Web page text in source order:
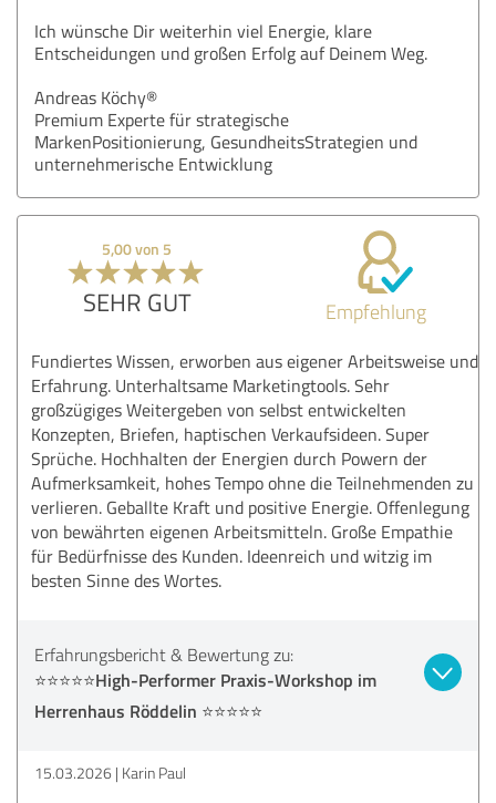
Ich wünsche Dir weiterhin viel Energie, klare
Entscheidungen und großen Erfolg auf Deinem Weg.
Andreas Köchy®
Premium Experte für strategische
MarkenPositionierung, GesundheitsStrategien und
unternehmerische Entwicklung
5,00 von 5
SEHR GUT Empfehlung
Fundiertes Wissen, erworben aus eigener Arbeitsweise und
Erfahrung. Unterhaltsame Marketingtools. Sehr
großzügiges Weitergeben von selbst entwickelten
Konzepten, Briefen, haptischen Verkaufsideen. Super
Sprüche. Hochhalten der Energien durch Powern der
Aufmerksamkeit, hohes Tempo ohne die Teilnehmenden zu
verlieren. Geballte Kraft und positive Energie. Offenlegung
von bewährten eigenen Arbeitsmitteln. Große Empathie
für Bedürfnisse des Kunden. Ideenreich und witzig im
besten Sinne des Wortes.
Erfahrungsbericht & Bewertung zu:
⭐️⭐️⭐️⭐️⭐️High-Performer Praxis-Workshop im
Herrenhaus Röddelin ⭐️⭐️⭐️⭐️⭐️
15.03.2026 Karin Paul